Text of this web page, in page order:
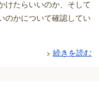
けたらいいのか、そして
のかについて確認してい
続きを読む